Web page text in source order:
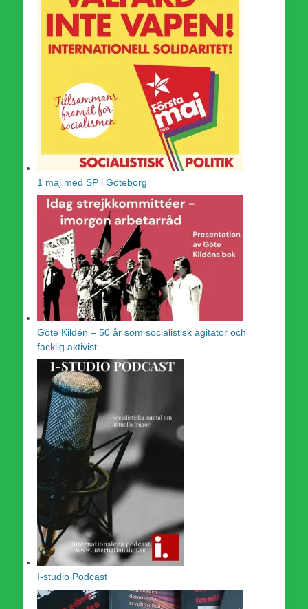
1 maj med SP i Göteborg
Göte Kildén – 50 år som socialistisk agitator och
facklig aktivist
I-studio Podcast